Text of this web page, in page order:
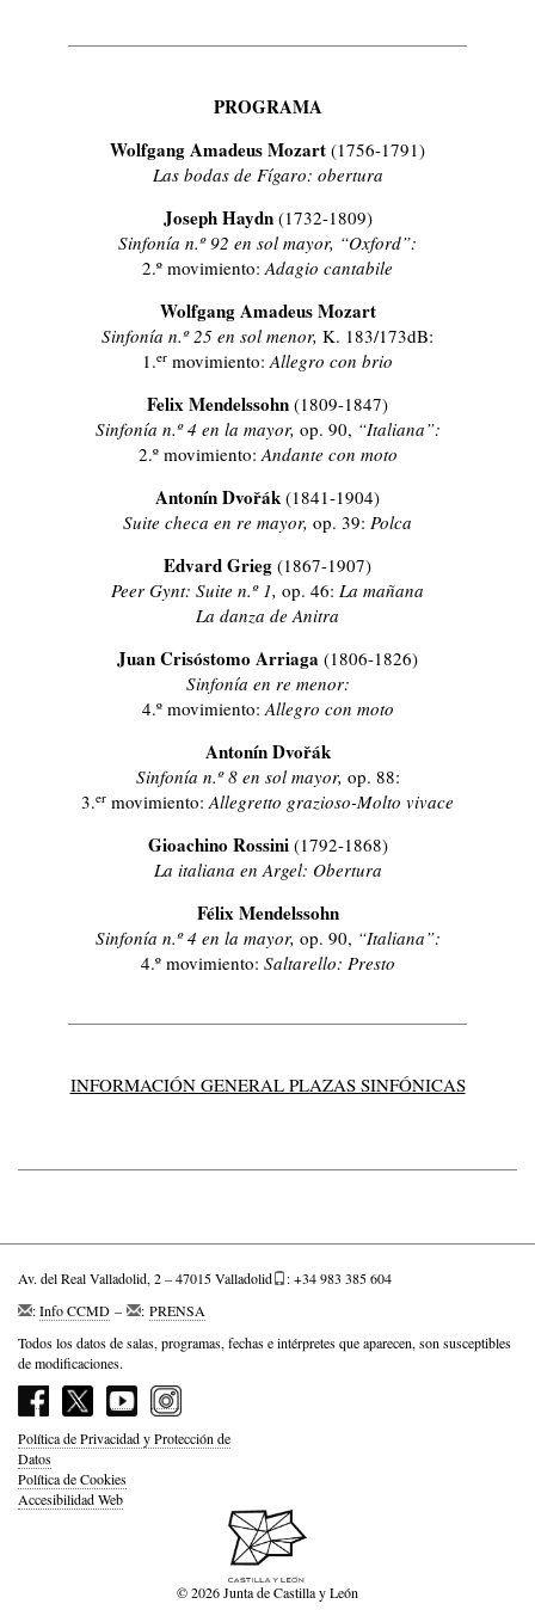
PROGRAMA
Wolfgang Amadeus Mozart (1756-1791)
Las bodas de Fígaro: obertura
Joseph Haydn(1732-1809)
Sinfonía n.º 92 en sol mayor, “Oxford”:
2.º movimiento: Adagio cantabile
Wolfgang Amadeus Mozart
Sinfonía n.º 25 en sol menor, K. 183/173dB:
1.er movimiento:Allegro con brio
Felix Mendelssohn (1809-1847)
Sinfonía n.º 4 en la mayor, op. 90, “Italiana”:
2.º movimiento:Andante con moto
Antonín Dvořák (1841-1904)
Suite checa en re mayor, op. 39: Polca
Edvard Grieg (1867-1907)
Peer Gynt: Suite n.º 1, op. 46: La mañana
La danza de Anitra
Juan Crisóstomo Arriaga (1806-1826)
Sinfonía en re menor:
4.º movimiento:Allegro con moto
Antonín Dvořák
Sinfonía n.º 8 en sol mayor, op. 88:
3.er movimiento:Allegretto grazioso-Molto vivace
Gioachino Rossini (1792-1868)
La italiana en Argel: Obertura
Félix Mendelssohn
Sinfonía n.º 4 en la mayor, op. 90, “Italiana”:
4.º movimiento: Saltarello: Presto
INFORMACIÓN GENERAL PLAZAS SINFÓNICAS
Av. del Real Valladolid, 2 – 47015 Valladolid
: +34 983 385 604
:Info CCMD – : PRENSA
Todos los datos de salas, programas, fechas e intérpretes que aparecen, son susceptibles
de modificaciones.
Política de Privacidad y Protección de
Datos
Política de Cookies
Accesibilidad Web
© 2026 Junta de Castilla y León